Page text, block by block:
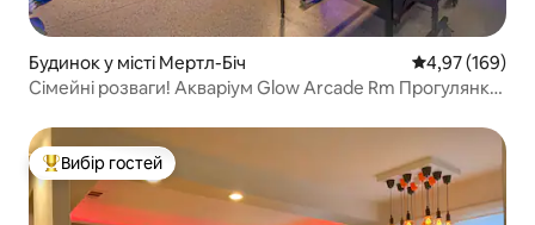
Будинок у місті Мертл-Біч Середня
4,97 (169)
Сімейні розваги! Акваріум Glow Arcade Rm Прогулянка
Топ вибір гостей
Вибір гостей